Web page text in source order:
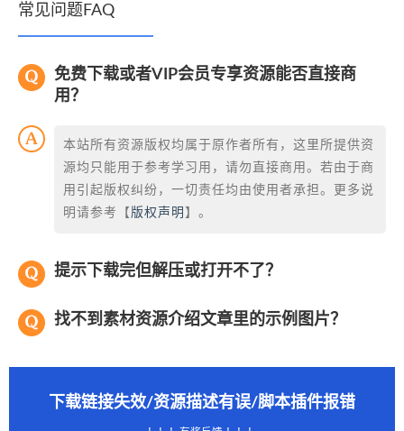
常见问题FAQ
免费下载或者VIP会员专享资源能否直接商
用？
本站所有资源版权均属于原作者所有，这里所提供资
源均只能用于参考学习用，请勿直接商用。若由于商
用引起版权纠纷，一切责任均由使用者承担。更多说
明请参考【 版权声明 】。
提示下载完但解压或打开不了？
找不到素材资源介绍文章里的示例图片？
下载链接失效/资源描述有误/脚本插件报错